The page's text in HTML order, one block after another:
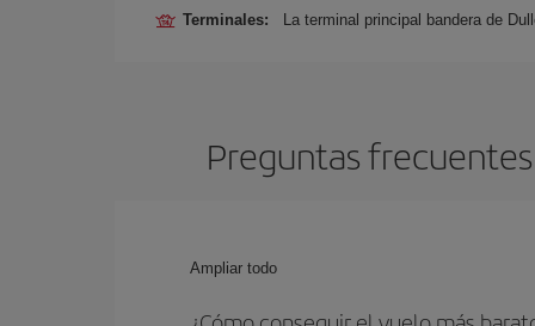
Terminales: La terminal principal bandera de
Preguntas
Ampliar todo